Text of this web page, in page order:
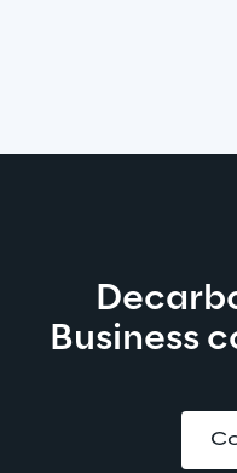
Business